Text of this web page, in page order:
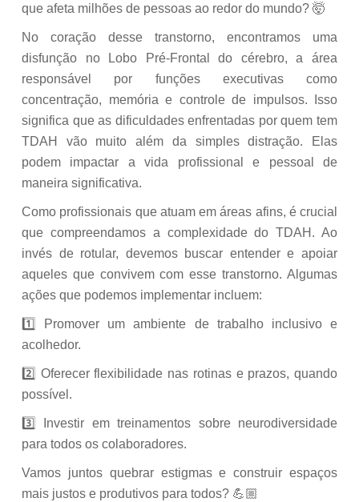
que afeta milhões de pessoas ao redor do mundo? 🤯
No coração desse transtorno, encontramos uma
disfunção no Lobo Pré-Frontal do cérebro, a área
responsável por funções executivas como
concentração, memória e controle de impulsos. Isso
significa que as dificuldades enfrentadas por quem tem
TDAH vão muito além da simples distração. Elas
podem impactar a vida profissional e pessoal de
maneira significativa.
Como profissionais que atuam em áreas afins, é crucial
que compreendamos a complexidade do TDAH. Ao
invés de rotular, devemos buscar entender e apoiar
aqueles que convivem com esse transtorno. Algumas
ações que podemos implementar incluem:
1️⃣ Promover um ambiente de trabalho inclusivo e
acolhedor.
2️⃣ Oferecer flexibilidade nas rotinas e prazos, quando
possível.
3️⃣ Investir em treinamentos sobre neurodiversidade
para todos os colaboradores.
Vamos juntos quebrar estigmas e construir espaços
mais justos e produtivos para todos? 💪🏼